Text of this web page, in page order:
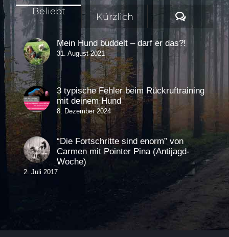
Beliebt Kürzlich
Mein Hund buddelt – darf er das?!
31. August 2021
3 typische Fehler beim Rückruftraining
mit deinem Hund
8. Dezember 2024
“Die Fortschritte sind enorm” von
Carmen mit Pointer Pina (Antijagd-
Woche)
2. Juli 2017